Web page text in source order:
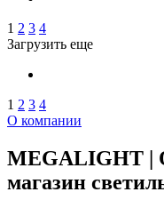
1 2 3 4
Загрузить еще
1 2 3 4
О компании
MEGALIGHT |
магазин